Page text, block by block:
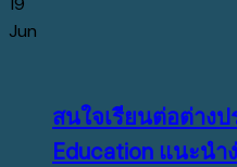
Jun
สนใจเรียนต่อต่างป
Education แนะนำ